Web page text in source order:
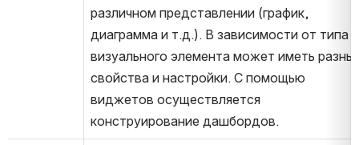
различном представлении (график,
диаграмма и т.д.). В зависимости от типа
визуального элемента может иметь
свойства и настройки. С помощью
виджетов осуществляется
конструирование дашбордов.